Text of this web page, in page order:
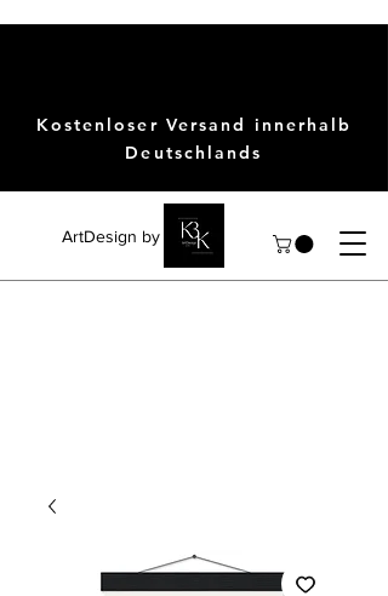
ArtDesign by KBK
Kostenloser Versand innerhalb
Deutschlands